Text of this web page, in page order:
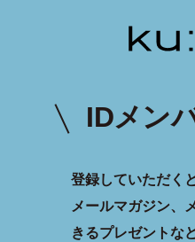
IDメン
登録していただく
メールマガジン、
きるプレゼントな